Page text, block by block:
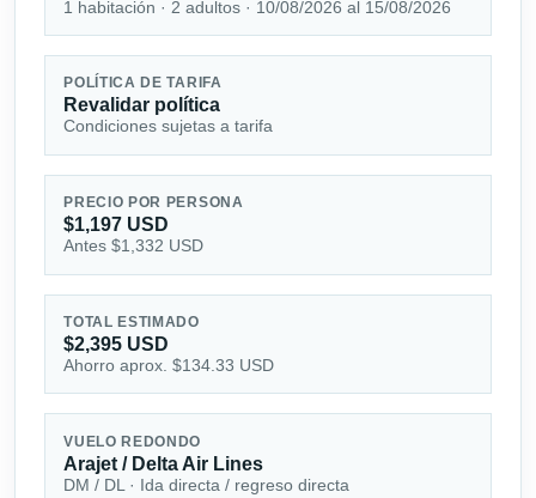
1 habitación · 2 adultos · 10/08/2026 al 15/08/2026
POLÍTICA DE TARIFA
Revalidar política
Condiciones sujetas a tarifa
PRECIO POR PERSONA
$1,197 USD
Antes $1,332 USD
TOTAL ESTIMADO
$2,395 USD
Ahorro aprox. $134.33 USD
VUELO REDONDO
Arajet / Delta Air Lines
DM / DL · Ida directa / regreso directa